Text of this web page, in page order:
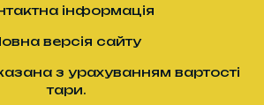
інформація
версія сайту
з урахуванням вартості
тари.